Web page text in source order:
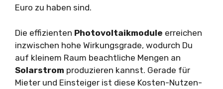
Euro zu haben sind.
Die effizienten Photovoltaikmodule erreichen
inzwischen hohe Wirkungsgrade, wodurch Du
auf kleinem Raum beachtliche Mengen an
Solarstrom produzieren kannst. Gerade für
Mieter und Einsteiger ist diese Kosten-Nutzen-